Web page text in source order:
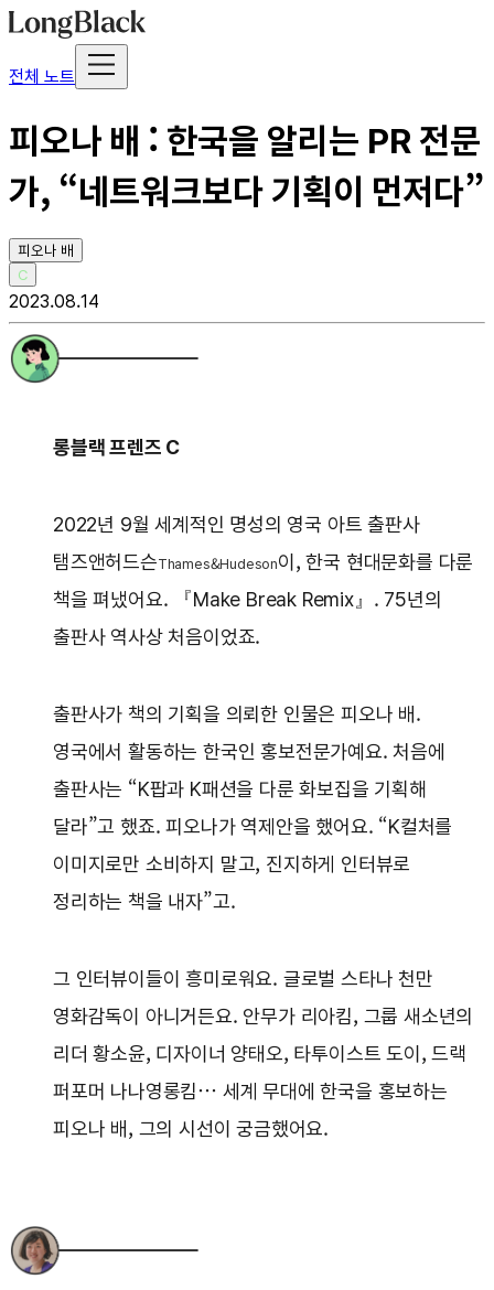
전체 노트
피오나 배 : 한국을 알리는 PR 전문
가, “네트워크보다 기획이 먼저다”
피오나 배
C
2023.08.14
롱블랙 프렌즈 C
2022년 9월 세계적인 명성의 영국 아트 출판사
탬즈앤허드슨Thames&Hudeson이, 한국 현대문화를 다룬
책을 펴냈어요. 『Make Break Remix』. 75년의
출판사 역사상 처음이었죠.
출판사가 책의 기획을 의뢰한 인물은 피오나 배.
영국에서 활동하는 한국인 홍보전문가예요. 처음에
출판사는 “K팝과 K패션을 다룬 화보집을 기획해
달라”고 했죠. 피오나가 역제안을 했어요. “K컬처를
이미지로만 소비하지 말고, 진지하게 인터뷰로
정리하는 책을 내자”고.
그 인터뷰이들이 흥미로워요. 글로벌 스타나 천만
영화감독이 아니거든요. 안무가 리아킴, 그룹 새소년의
리더 황소윤, 디자이너 양태오, 타투이스트 도이, 드랙
퍼포머 나나영롱킴… 세계 무대에 한국을 홍보하는
피오나 배, 그의 시선이 궁금했어요.